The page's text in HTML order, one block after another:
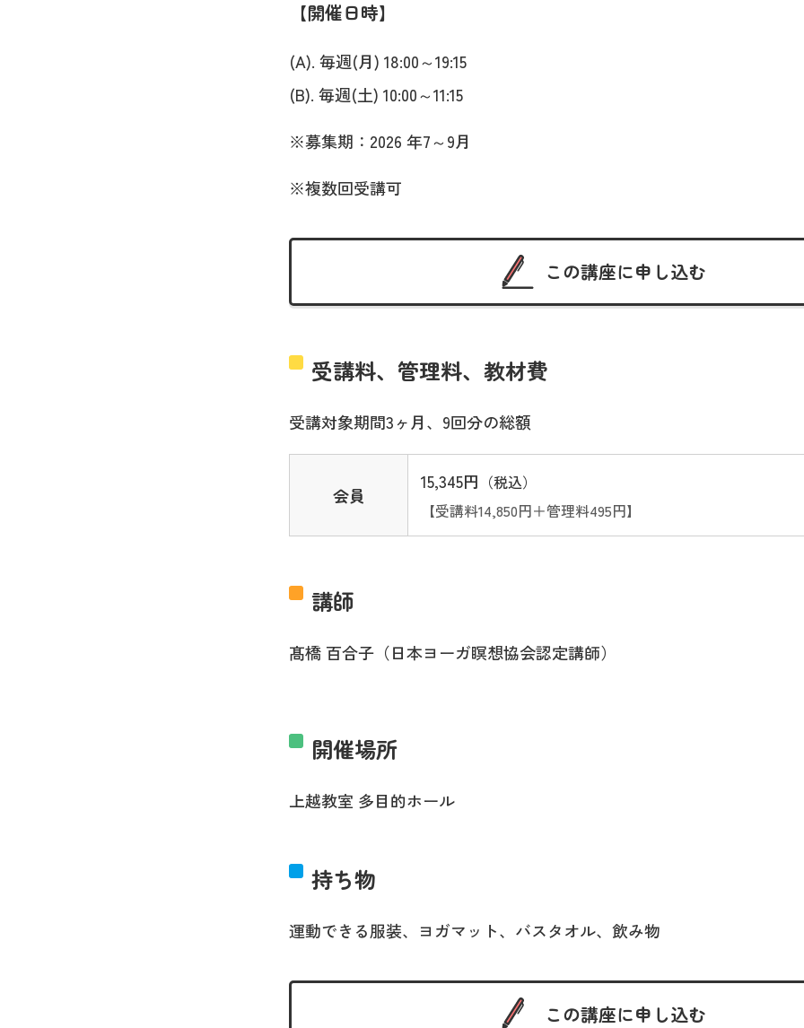
開催日時
(A). 毎週(月) 18:00～19:15
(B). 毎週(土) 10:00～11:15
※募集期：2026 年7～9月
※複数回受講可
この講座に申し込む
受講料、管理料、教材費
受講対象期間3ヶ月、9回分の総額
会員
15,345円 （税込）
【受講料14,850円＋管理料495円】
講師
髙橋 百合子（日本ヨーガ瞑想協会認定講師）
開催場所
上越教室 多目的ホール
持ち物
運動できる服装、ヨガマット、バスタオル、飲み物
この講座に申し込む